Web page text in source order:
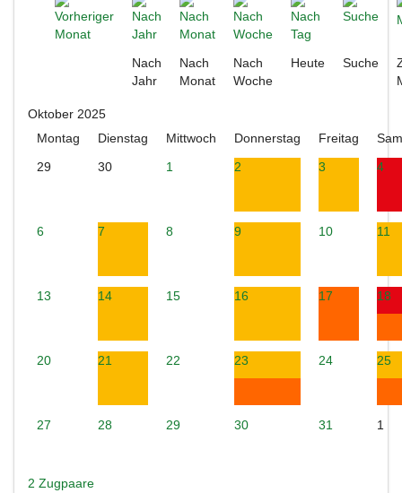
Nach
Jahr
Nach
Monat
Nach
Woche
Heute Suche
Oktober 2025
Montag
Dienstag Mittwoch Donnerstag Freitag
29
30 1 2 3 4
6 7 8 9 10 11
13 14 15 16 17 18
20 21 22 23 24 25
27 28 29 30 31 1
2 Zugpaare